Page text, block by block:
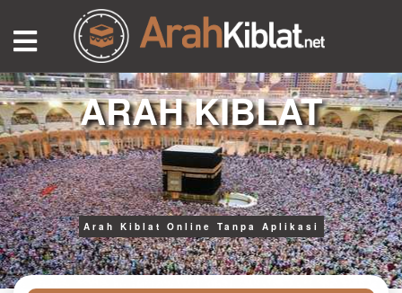
ARAH KIBLAT
Arah Kiblat Online Tanpa Aplikasi